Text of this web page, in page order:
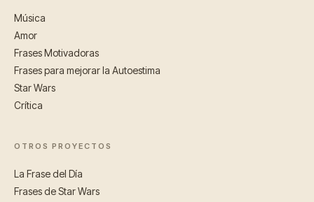
Música
Amor
Frases Motivadoras
Frases para mejorar la Autoestima
Star Wars
Crítica
OTROS PROYECTOS
La Frase del Día
Frases de Star Wars